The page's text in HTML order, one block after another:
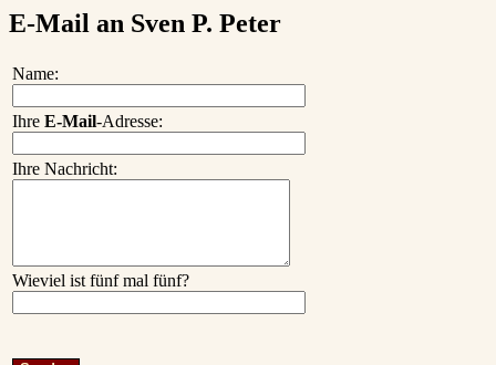
E-Mail an Sven P. Peter
Name:
Ihre E-Mail-Adresse:
Ihre Nachricht:
Wieviel ist fünf mal fünf?